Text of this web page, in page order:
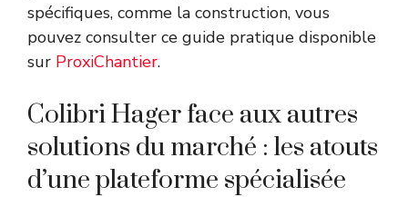
spécifiques, comme la construction, vous
pouvez consulter ce guide pratique disponible
sur ProxiChantier.
Colibri Hager face aux autres
solutions du marché : les atouts
d’une plateforme spécialisée